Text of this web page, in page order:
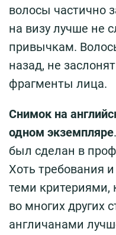
волосы частично
на визу лучше не
привычкам.
назад, не
фрагменты лица.
Снимок на
одном экземпляре
был сделан в
Хоть требования
теми критериями,
во многих других
англичанами